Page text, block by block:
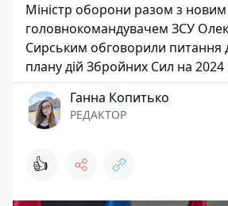
Міністр оборони разом з новим
головнокомандувачем ЗСУ
Сирським обговорили питання
плану дій Збройних Сил на 2024
Ганна Копитько
РЕДАКТОР
👍